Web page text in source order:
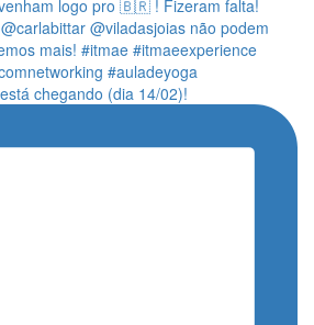
chegando (dia 14/02)!